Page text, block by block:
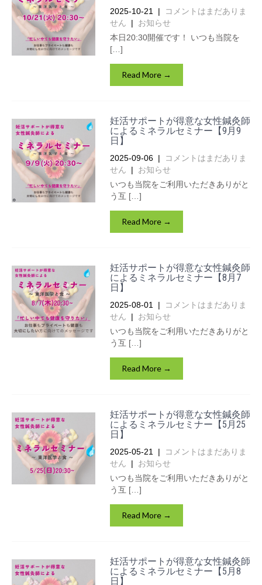
2025-10-21 |
コメントはまだありま
せん
| お知らせ
本日20:30開催です！ いつも当院を
[…]
Read More →
妊活サポートが得意な女性鍼灸師
によるミネラルセミナー【9月9
日】
2025-09-06 |
コメントはまだありま
せん
| お知らせ
いつも当院をご利用いただきありがと
う互 […]
Read More →
妊活サポートが得意な女性鍼灸師
によるミネラルセミナー【8月7
日】
2025-08-01 |
コメントはまだありま
せん
| お知らせ
いつも当院をご利用いただきありがと
う互 […]
Read More →
妊活サポートが得意な女性鍼灸師
によるミネラルセミナー【5月25
日】
2025-05-21 |
コメントはまだありま
せん
| お知らせ
いつも当院をご利用いただきありがと
う互 […]
Read More →
妊活サポートが得意な女性鍼灸師
によるミネラルセミナー【5月8
日】